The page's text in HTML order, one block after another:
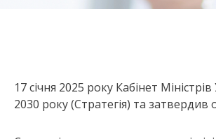
17 січня 2025 року Кабінет
2030 року (Стратегія) та затвердив